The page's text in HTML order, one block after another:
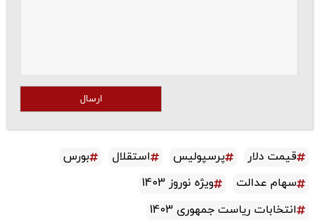
ارسال
قیمت دلار پرسپولیس استقلال
بورس
سهام عدالت
ویژه نوروز 1403
انتخابات ریاست جمهوری 1403